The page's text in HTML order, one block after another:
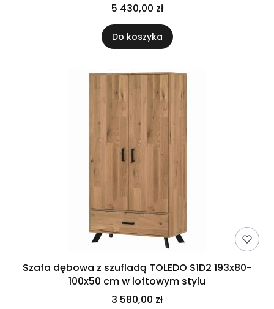
5 430,00 zł
Do koszyka
Szafa dębowa z szufladą TOLEDO S1D2 193x80-
100x50 cm w loftowym stylu
3 580,00 zł